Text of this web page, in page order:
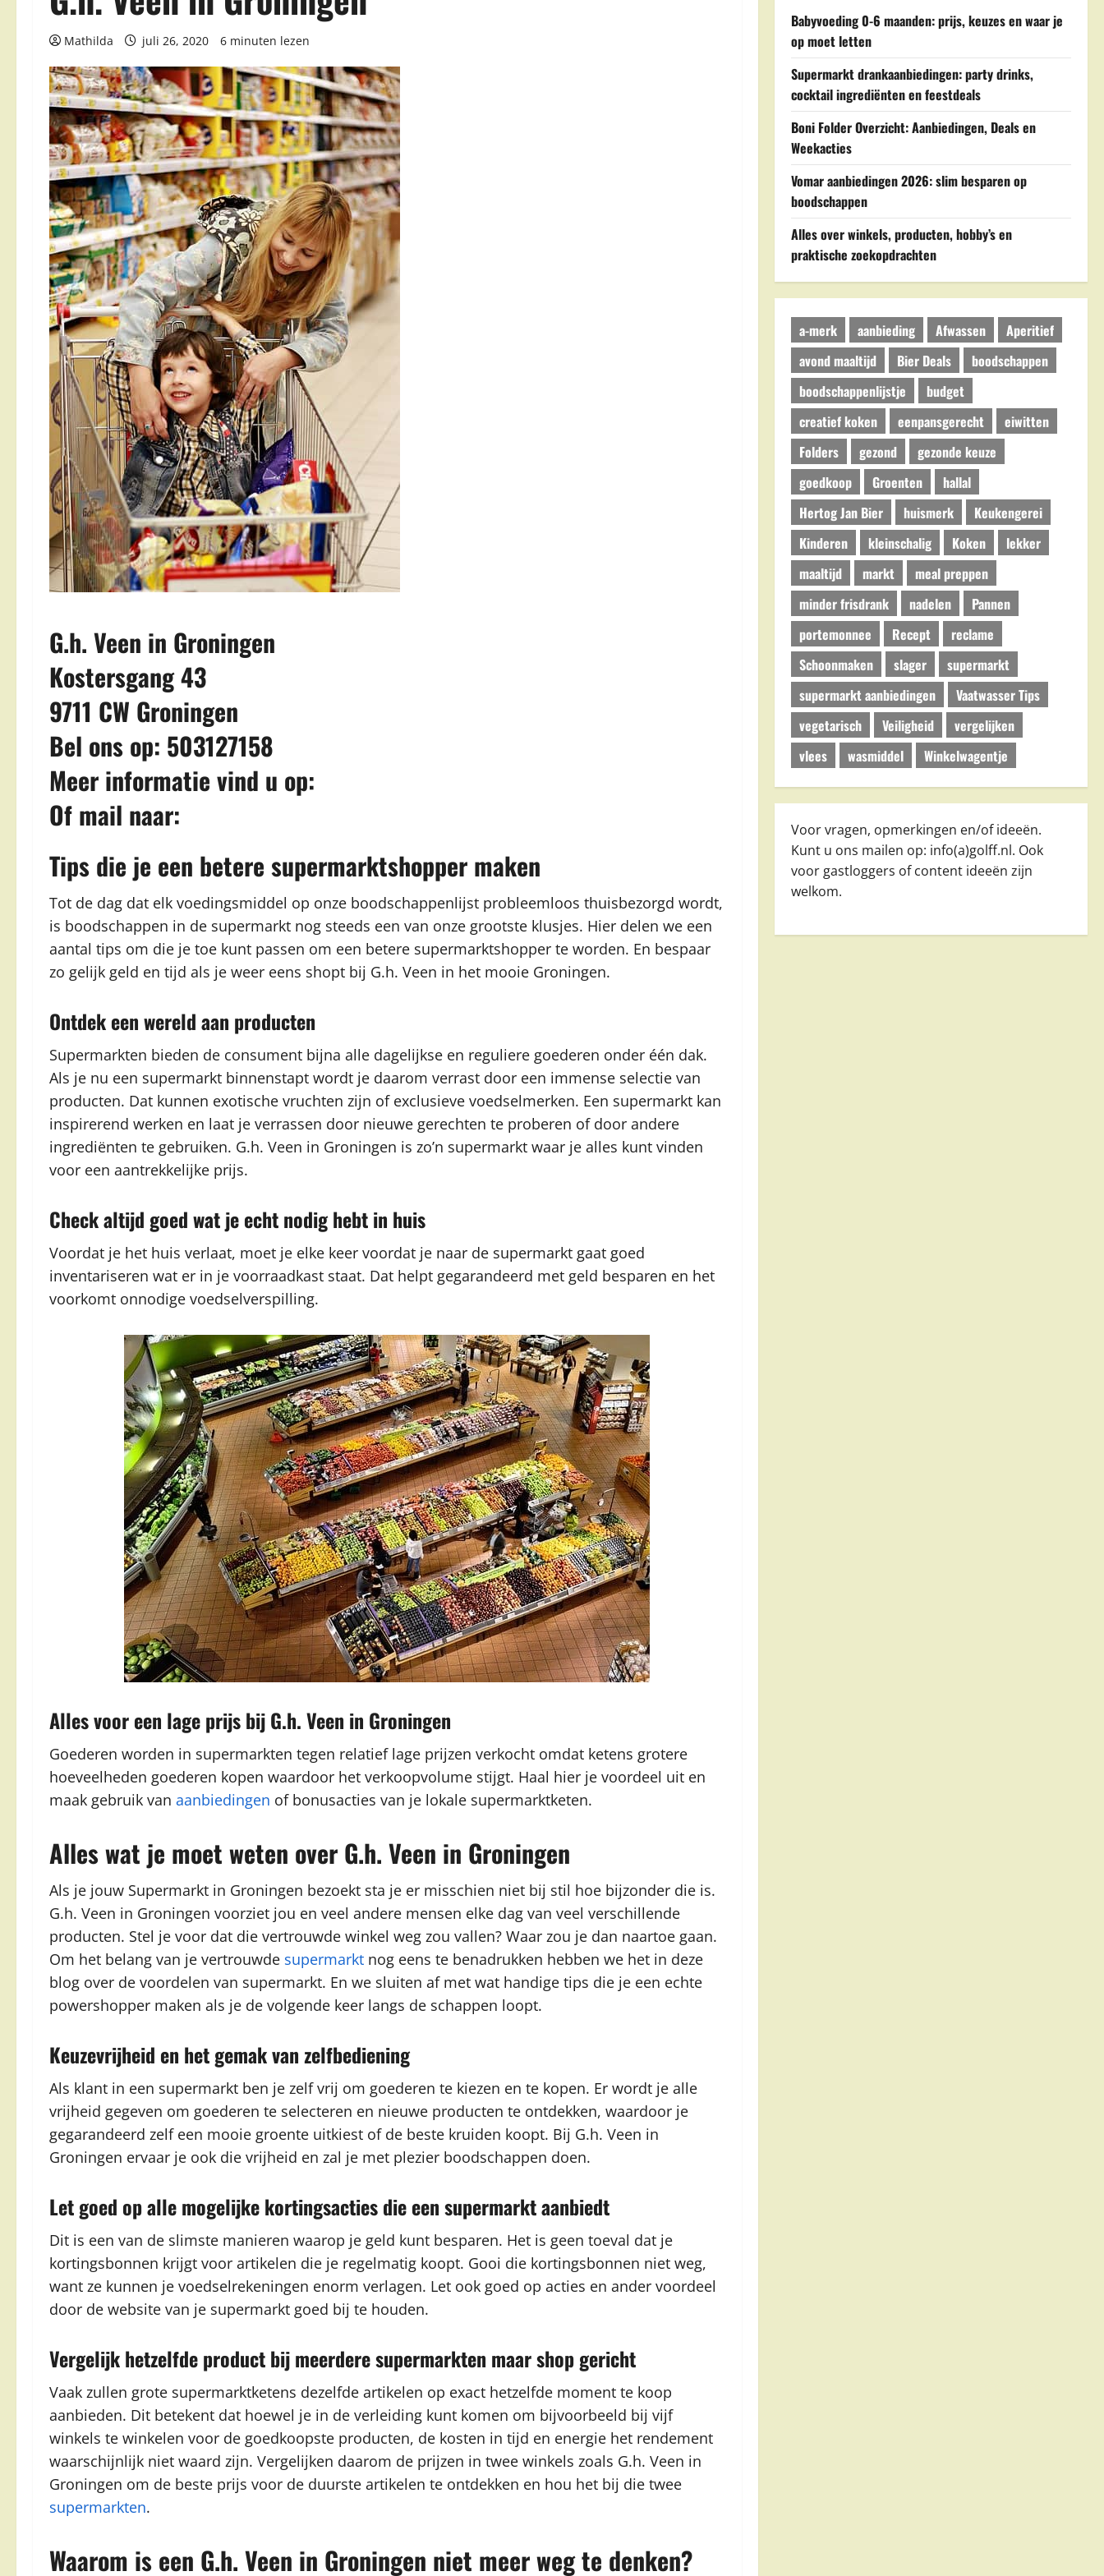
Mathilda juli 26, 2020 6 minuten lezen
G.h. Veen in Groningen
Kostersgang 43
9711 CW Groningen
Bel ons op: 503127158
Meer informatie vind u op:
Of mail naar:
Tips die je een betere supermarktshopper maken
Tot de dag dat elk voedingsmiddel op onze boodschappenlijst probleemloos thuisbezorgd wordt,
is boodschappen in de supermarkt nog steeds een van onze grootste klusjes. Hier delen we een
aantal tips om die je toe kunt passen om een betere supermarktshopper te worden. En bespaar
zo gelijk geld en tijd als je weer eens shopt bij G.h. Veen in het mooie Groningen.
Ontdek een wereld aan producten
Supermarkten bieden de consument bijna alle dagelijkse en reguliere goederen onder één dak.
Als je nu een supermarkt binnenstapt wordt je daarom verrast door een immense selectie van
producten. Dat kunnen exotische vruchten zijn of exclusieve voedselmerken. Een supermarkt kan
inspirerend werken en laat je verrassen door nieuwe gerechten te proberen of door andere
ingrediënten te gebruiken. G.h. Veen in Groningen is zo’n supermarkt waar je alles kunt vinden
voor een aantrekkelijke prijs.
Check altijd goed wat je echt nodig hebt in huis
Voordat je het huis verlaat, moet je elke keer voordat je naar de supermarkt gaat goed
inventariseren wat er in je voorraadkast staat. Dat helpt gegarandeerd met geld besparen en het
voorkomt onnodige voedselverspilling.
Alles voor een lage prijs bij G.h. Veen in Groningen
Goederen worden in supermarkten tegen relatief lage prijzen verkocht omdat ketens grotere
hoeveelheden goederen kopen waardoor het verkoopvolume stijgt. Haal hier je voordeel uit en
maak gebruik van aanbiedingen of bonusacties van je lokale supermarktketen.
Alles wat je moet weten over G.h. Veen in Groningen
Als je jouw Supermarkt in Groningen bezoekt sta je er misschien niet bij stil hoe bijzonder die is.
G.h. Veen in Groningen voorziet jou en veel andere mensen elke dag van veel verschillende
producten. Stel je voor dat die vertrouwde winkel weg zou vallen? Waar zou je dan naartoe gaan.
Om het belang van je vertrouwde supermarkt nog eens te benadrukken hebben we het in deze
blog over de voordelen van supermarkt. En we sluiten af met wat handige tips die je een echte
powershopper maken als je de volgende keer langs de schappen loopt.
Keuzevrijheid en het gemak van zelfbediening
Als klant in een supermarkt ben je zelf vrij om goederen te kiezen en te kopen. Er wordt je alle
vrijheid gegeven om goederen te selecteren en nieuwe producten te ontdekken, waardoor je
gegarandeerd zelf een mooie groente uitkiest of de beste kruiden koopt. Bij G.h. Veen in
Groningen ervaar je ook die vrijheid en zal je met plezier boodschappen doen.
Let goed op alle mogelijke kortingsacties die een supermarkt aanbiedt
Dit is een van de slimste manieren waarop je geld kunt besparen. Het is geen toeval dat je
kortingsbonnen krijgt voor artikelen die je regelmatig koopt. Gooi die kortingsbonnen niet weg,
want ze kunnen je voedselrekeningen enorm verlagen. Let ook goed op acties en ander voordeel
door de website van je supermarkt goed bij te houden.
Vergelijk hetzelfde product bij meerdere supermarkten maar shop gericht
Vaak zullen grote supermarktketens dezelfde artikelen op exact hetzelfde moment te koop
aanbieden. Dit betekent dat hoewel je in de verleiding kunt komen om bijvoorbeeld bij vijf
winkels te winkelen voor de goedkoopste producten, de kosten in tijd en energie het rendement
waarschijnlijk niet waard zijn. Vergelijken daarom de prijzen in twee winkels zoals G.h. Veen in
Groningen om de beste prijs voor de duurste artikelen te ontdekken en hou het bij die twee
supermarkten.
Waarom is een G.h. Veen in Groningen niet meer weg te denken?
Babyvoeding 0-6 maanden: prijs, keuzes en waar je
op moet letten
Supermarkt drankaanbiedingen: party drinks,
cocktail ingrediënten en feestdeals
Boni Folder Overzicht: Aanbiedingen, Deals en
Weekacties
Vomar aanbiedingen 2026: slim besparen op
boodschappen
Alles over winkels, producten, hobby’s en
praktische zoekopdrachten
a-merk aanbieding Afwassen
Aperitief
avond maaltijd
Bier Deals
boodschappen
boodschappenlijstje
budget
creatief koken
eenpansgerecht
eiwitten
Folders
gezond
gezonde keuze
goedkoop
Groenten
hallal
Hertog Jan Bier
huismerk
Keukengerei
Kinderen
kleinschalig Koken
lekker
maaltijd
markt
meal preppen
minder frisdrank
nadelen
Pannen
portemonnee
Recept
reclame
Schoonmaken
slager
supermarkt
supermarkt aanbiedingen
Vaatwasser Tips
vegetarisch
Veiligheid
vergelijken
vlees
wasmiddel Winkelwagentje
Voor vragen, opmerkingen en/of ideeën.
Kunt u ons mailen op: info(a)golff.nl. Ook
voor gastloggers of content ideeën zijn
welkom.